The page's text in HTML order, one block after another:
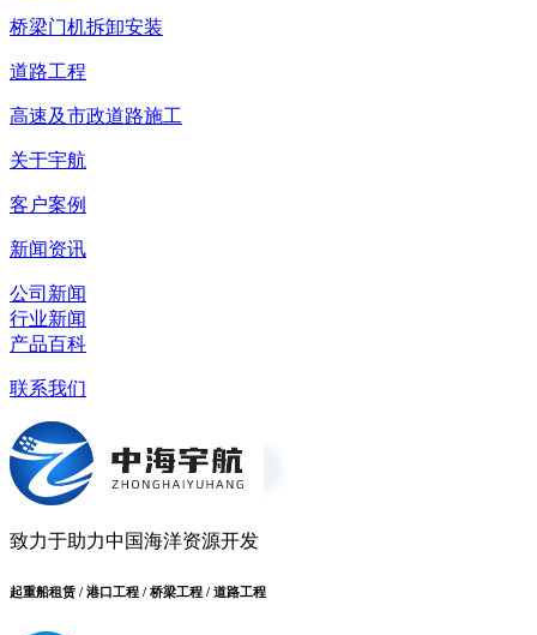
桥梁门机拆卸安装
道路工程
高速及市政道路施工
关于宇航
客户案例
新闻资讯
公司新闻
行业新闻
产品百科
联系我们
致力于助力中国海洋资源开发
起重船租赁 / 港口工程 / 桥梁工程 / 道路工程